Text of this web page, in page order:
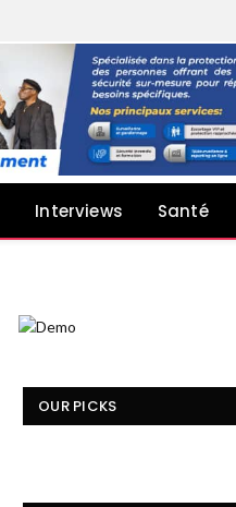
Interviews Santé
OUR PICKS